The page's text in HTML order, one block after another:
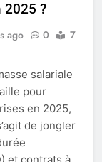
2025 ?
ago 0
7
salariale
pour
en 2025,
de jongler